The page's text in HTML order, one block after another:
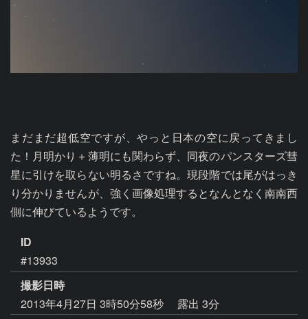
まだまだ超低空ですが、やっと日本の空に戻ってきまし
た！月明かり＋薄明にも関わらず、同夜のパンスターズ彗
星に引けを取らない明るさですね。現段階では尾がはっき
り分かりませんが、強く画像処理するとなんとなく南南西
側に伸びているようです。
ID
#13933
撮影日時
2013年4月27日 3時50分58秒
露出 3分